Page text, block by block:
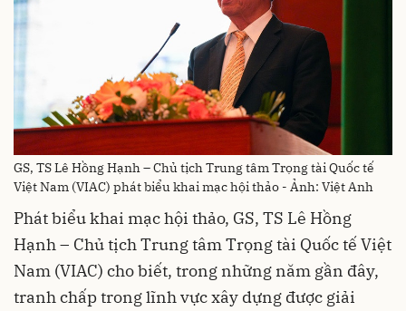
GS, TS Lê Hồng Hạnh – Chủ tịch Trung tâm Trọng tài Quốc tế
Việt Nam (VIAC) phát biểu khai mạc hội thảo - Ảnh: Việt Anh
Phát biểu khai mạc hội thảo, GS, TS Lê Hồng
Hạnh – Chủ tịch Trung tâm Trọng tài Quốc tế Việt
Nam (VIAC) cho biết, trong những năm gần đây,
tranh chấp trong lĩnh vực xây dựng được giải